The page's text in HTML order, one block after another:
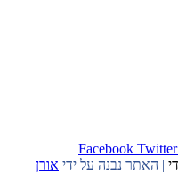
Facebook Twitter
| האתר נבנה על ידי אורן